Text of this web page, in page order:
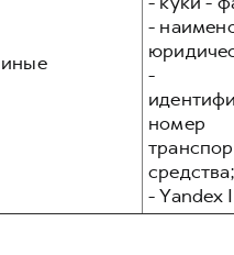
иные
-
-
номер
средства;
- Yandex